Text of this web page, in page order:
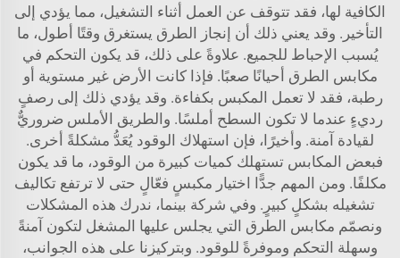
الكافية لها، فقد تتوقف عن العمل أثناء التشغيل، مما يؤدي إلى
التأخير. وقد يعني ذلك أن إنجاز الطرق يستغرق وقتًا أطول، ما
يُسبب الإحباط للجميع. علاوةً على ذلك، قد يكون التحكم في
مكابس الطرق أحيانًا صعبًا. فإذا كانت الأرض غير مستوية أو
رطبة، فقد لا تعمل المكبس بكفاءة. وقد يؤدي ذلك إلى رصفٍ
رديءٍ عندما لا تكون السطح أملسًا. والطريق الأملس ضروريٌّ
لقيادة آمنة. وأخيرًا، فإن استهلاك الوقود يُعَدُّ مشكلةً أخرى.
فبعض المكابس تستهلك كميات كبيرة من الوقود، ما قد يكون
مكلفًا. ومن المهم جدًّا اختيار مكبسٍ فعّالٍ حتى لا ترتفع تكاليف
تشغيله بشكلٍ كبيرٍ. وفي شركة بينما، ندرك هذه المشكلات
ونصمّم مكابس الطرق التي يجلس عليها المشغل لتكون آمنةً
وسهلة التحكم وموفرةً للوقود. وبتركيزنا على هذه الجوانب،